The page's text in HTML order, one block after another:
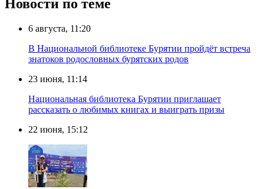
Новости по теме
6 августа, 11:20
В Национальной библиотеке Бурятии пройдёт встреча
знатоков родословных бурятских родов
23 июня, 11:14
Национальная библиотека Бурятии приглашает
рассказать о любимых книгах и выиграть призы
22 июня, 15:12